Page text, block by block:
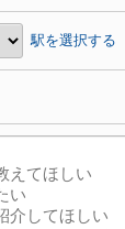
駅を選択する